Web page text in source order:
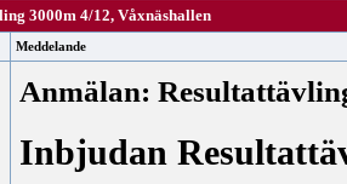
3000m 4/12, Våxnäshallen
Meddelande
Anmälan:
Inbjudan